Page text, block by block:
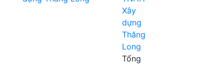
Xây
dựng
Thăng
Long
Tổng